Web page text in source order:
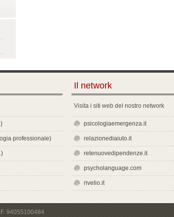
professionale)
Il network
Visita i siti web del nostro network
psicologiaemergenza.it
relazionediaiuto.it
retenuovedipendenze.it
psycholanguage.com
rivelio.it
94055100484